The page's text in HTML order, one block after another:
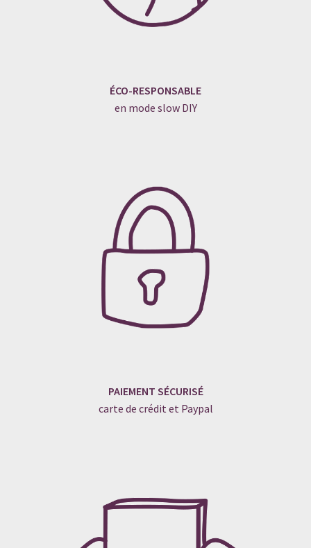
ÉCO-RESPONSABLE
en mode slow DIY
PAIEMENT SÉCURISÉ
carte de crédit et Paypal